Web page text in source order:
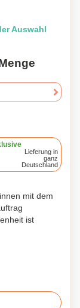
Auswahl
Lieferung in
ganz
Deutschland
mit dem
ist